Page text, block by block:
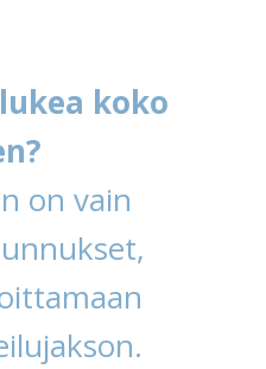
koko
on vain